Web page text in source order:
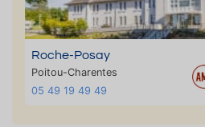
Roche-Posay
Poitou-Charentes
05 49 19 49 49